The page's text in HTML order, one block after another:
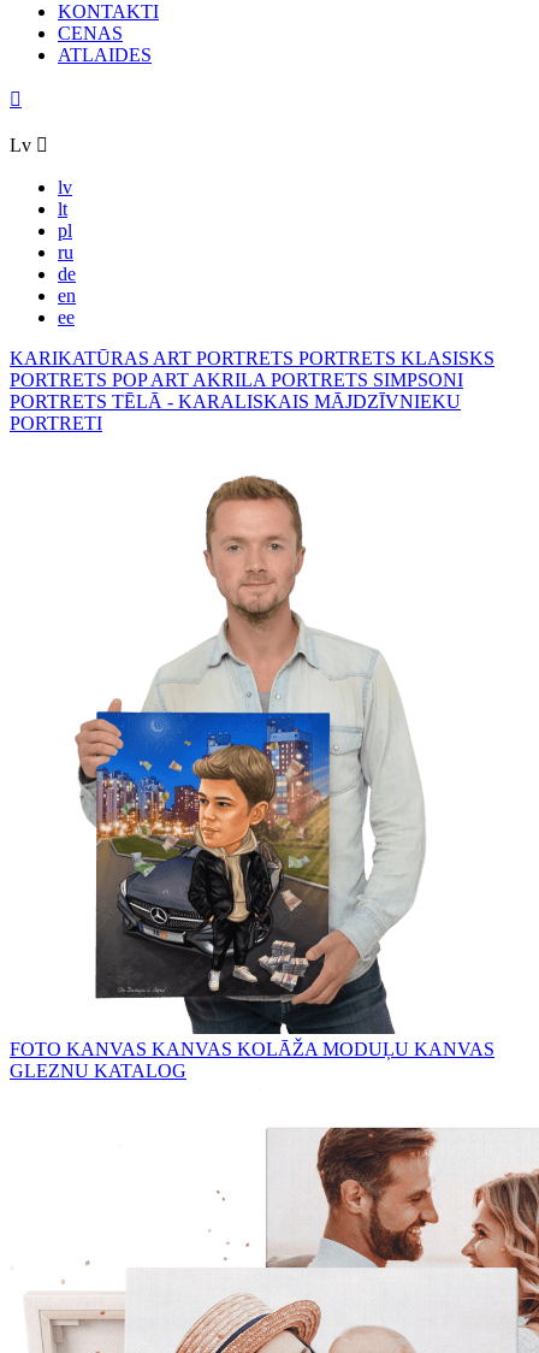
KONTAKTI
CENAS
ATLAIDES
Lv
lv
lt
pl
ru
de
en
ee
KARIKATŪRAS ART PORTRETS PORTRETS KLASISKS
PORTRETS POP ART AKRILA PORTRETS SIMPSONI
PORTRETS TĒLĀ - KARALISKAIS MĀJDZĪVNIEKU
PORTRETI
FOTO KANVAS KANVAS KOLĀŽA MODUĻU KANVAS
GLEZNU KATALOG